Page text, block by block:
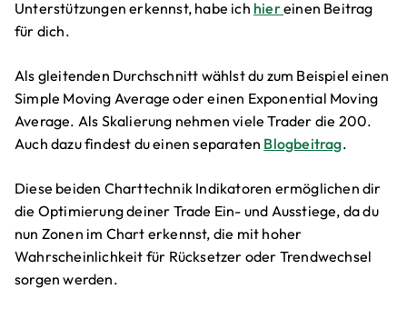
Unterstützungen erkennst, habe ich hiereinen Beitrag
für dich.
Als gleitenden Durchschnitt wählst du zum Beispiel einen
Simple Moving Average oder einen Exponential Moving
Average. Als Skalierung nehmen viele Trader die 200.
Auch dazu findest du einen separaten Blogbeitrag.
Diese beiden Charttechnik Indikatoren ermöglichen dir
die Optimierung deiner Trade Ein- und Ausstiege, da du
nun Zonen im Chart erkennst, die mit hoher
Wahrscheinlichkeit für Rücksetzer oder Trendwechsel
sorgen werden.